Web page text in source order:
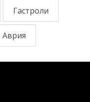
Гастроли
Аврия